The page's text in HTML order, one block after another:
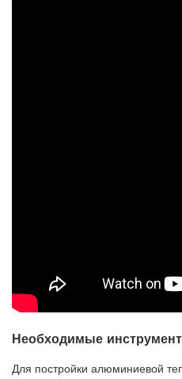
Необходимые
Для постройки алюминиевой